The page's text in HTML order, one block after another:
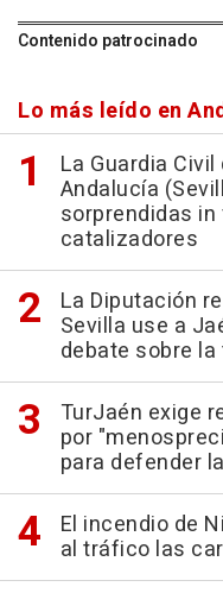
Contenido patrocinado
Lo más leído en
La Guardia
Andalucía
sorprendidas
catalizadores
La Diputación
Sevilla use a
debate sobre
TurJaén exige
por
para defender
El incendio de
al tráfico las